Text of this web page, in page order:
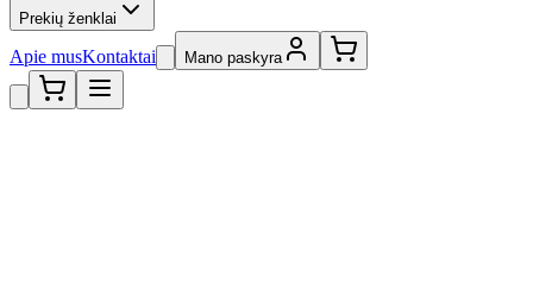
Prekių ženklai
Apie musKontaktai Mano paskyra